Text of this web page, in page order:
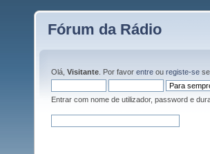
Fórum da Rádio
Olá, Visitante . Por favor entre ou registe-se
Entrar com nome de utilizador, password e